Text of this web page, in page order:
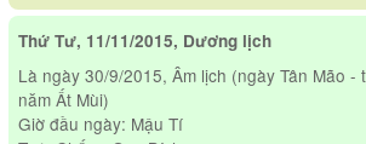
Thứ Tư, 11/11/2015, Dương lịch
Là ngày 30/9/2015, Âm lịch (ngày Tân Mão -
năm Ất Mùi)
Giờ đầu ngày: Mậu Tí